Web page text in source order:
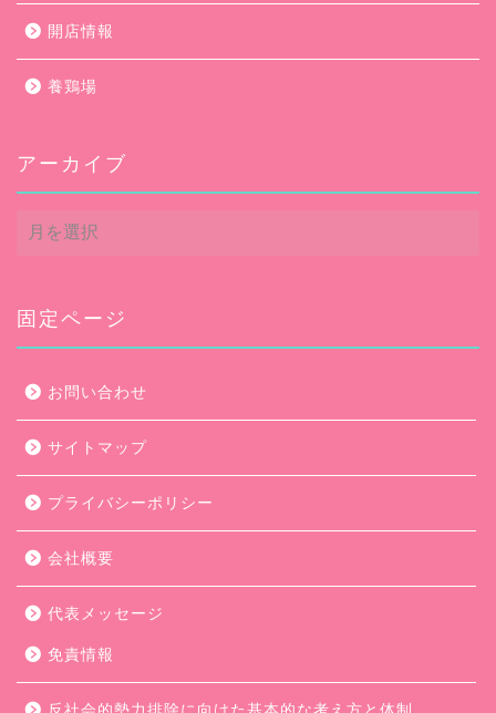
開店情報
養鶏場
アーカイブ
ア
ー
ブ
固定ページ
お問い合わせ
サイトマップ
プライバシーポリシー
会社概要
代表メッセージ
免責情報